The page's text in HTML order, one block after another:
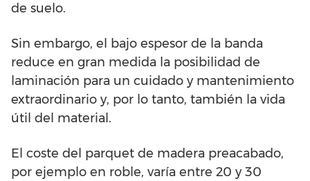
de suelo.
Sin embargo, el bajo espesor de la banda
reduce en gran medida la posibilidad de
laminación para un cuidado y mantenimiento
extraordinario y, por lo tanto, también la vida
útil del material.
El coste del parquet de madera preacabado,
por ejemplo en roble, varía entre 20 y 30